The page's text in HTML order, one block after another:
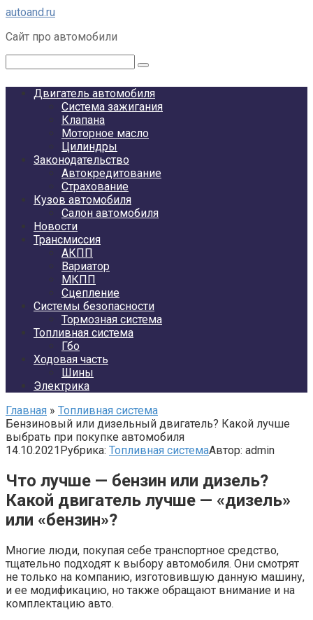
Перейти
контенту
autoand.ru
Сайт про автомобили
Двигатель автомобиля
Система зажигания
Клапана
Моторное масло
Цилиндры
Законодательство
Автокредитование
Страхование
Кузов автомобиля
Салон автомобиля
Новости
Трансмиссия
АКПП
Вариатор
МКПП
Сцепление
Системы безопасности
Тормозная система
Топливная система
Гбо
Ходовая часть
Шины
Электрика
Главная » Топливная система
Бензиновый или дизельный двигатель? Какой лучше
выбрать при покупке автомобиля
14.10.2021Рубрика: Топливная системаАвтор: admin
Что лучше — бензин или дизель?
Какой двигатель лучше — «дизель»
или «бензин»?
Многие люди, покупая себе транспортное средство,
тщательно подходят к выбору автомобиля. Они смотрят
не только на компанию, изготовившую данную машину,
и ее модификацию, но также обращают внимание и на
комплектацию авто.